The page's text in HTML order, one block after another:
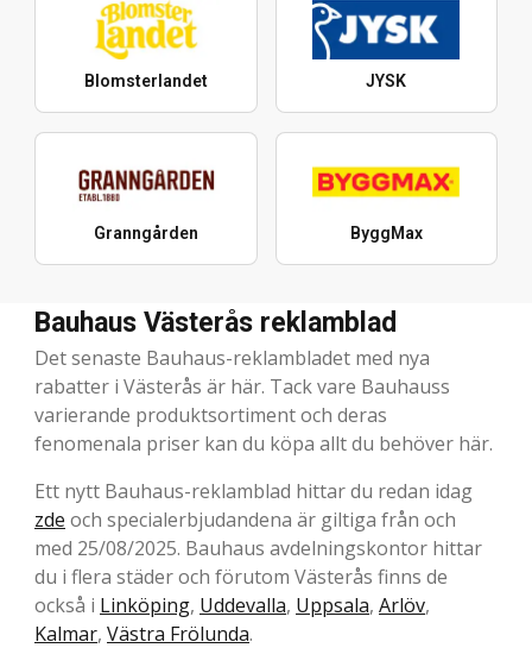
Blomsterlandet JYSK
Granngården ByggMax
Bauhaus Västerås reklamblad
Det senaste Bauhaus-reklambladet med nya
rabatter i Västerås är här. Tack vare Bauhauss
varierande produktsortiment och deras
fenomenala priser kan du köpa allt du behöver här.
Ett nytt Bauhaus-reklamblad hittar du redan idag
zde och specialerbjudandena är giltiga från och
med 25/08/2025. Bauhaus avdelningskontor hittar
du i flera städer och förutom Västerås finns de
också i Linköping, Uddevalla, Uppsala, Arlöv,
Kalmar, Västra Frölunda.